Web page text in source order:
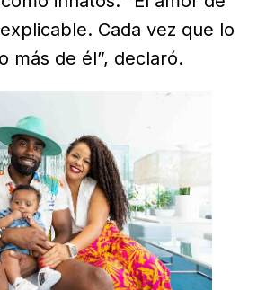
Cada vez que lo
más de él”, declaró.